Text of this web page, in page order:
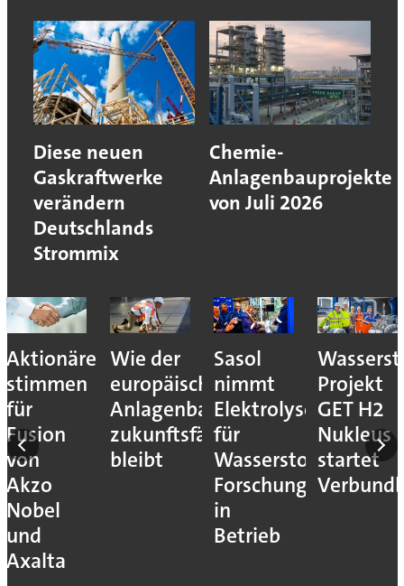
Diese neuen
Gaskraftwerke
verändern
Deutschlands
Strommix
Chemie-
Anlagenbauprojekte
von Juli 2026
Aktionäre
stimmen
für
Fusion
von
Akzo
Nobel
und
Axalta
Wie der
europäische
Anlagenbau
zukunftsfähig
bleibt
Sasol
nimmt
Elektrolyseur
für
Wasserstoff-
Forschung
in
Betrieb
Projekt
GET H2
Nukleus
startet